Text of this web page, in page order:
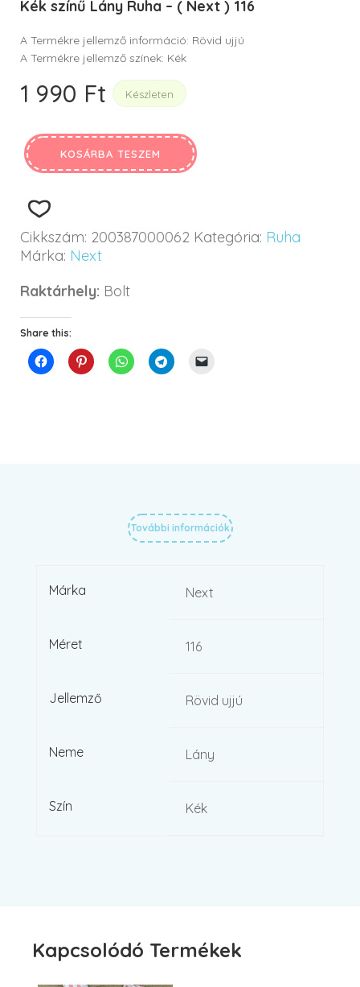
Kék színű Lány Ruha – ( Next ) 116
A Termékre jellemző információ: Rövid ujjú
A Termékre jellemző színek: Kék
1 990 Ft Készleten
KOSÁRBA TESZEM
Cikkszám: 200387000062 Kategória: Ruha
Márka: Next
Raktárhely: Bolt
Share this:
További információk
Márka Next
Méret 116
Jellemző Rövid ujjú
Neme Lány
Szín Kék
Kapcsolódó Termékek